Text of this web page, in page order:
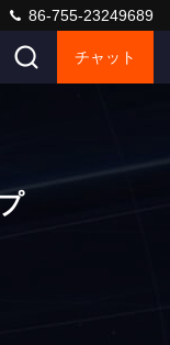
86-755-23249689
チャット